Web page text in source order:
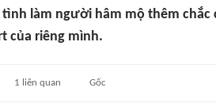
tình làm người hâm mộ thêm
của riêng mình.
1 liên quan Gốc